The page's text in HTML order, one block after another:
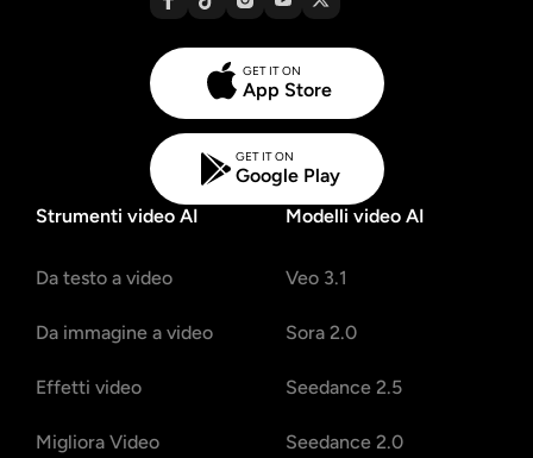
GET IT ON
App Store
GET IT ON
Google Play
Strumenti video AI
Da testo a video
Da immagine a video
Effetti video
Migliora Video
Modelli video AI
Veo 3.1
Sora 2.0
Seedance 2.5
Seedance 2.0